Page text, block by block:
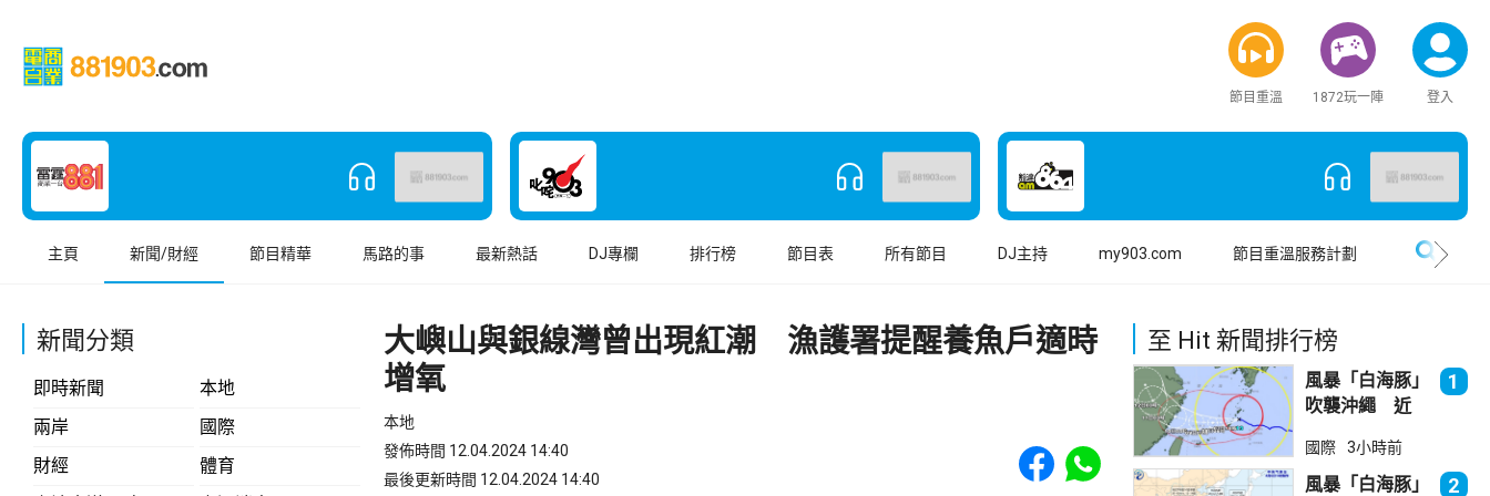
節目重溫 1872玩一陣 登入
主頁 新聞/財經 節目精華 馬路的事 最新熱話 DJ專欄 排行榜 節目表 所有節目 DJ主持 my903.com 節目重溫服務計劃
新聞分類
即時新聞
本地
兩岸
國際
財經
體育
大嶼山與銀線灣曾出現紅潮 漁護署提醒養魚戶適時
增氧
本地
發佈時間 12.04.2024 14:40
最後更新時間 12.04.2024 14:40
Share to Facebook
Share to WhatsApp
至 Hit 新聞排行榜
風暴「白海豚」
吹襲沖繩 近
1
國際 3小時前
風暴「白海豚」 2